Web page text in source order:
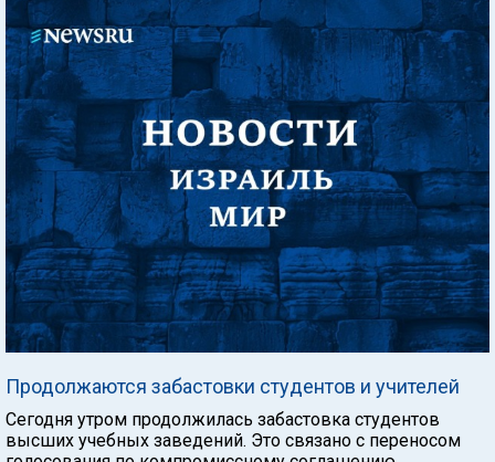
Продолжаются забастовки студентов и учителей
Сегодня утром продолжилась забастовка студентов
высших учебных заведений. Это связано с переносом